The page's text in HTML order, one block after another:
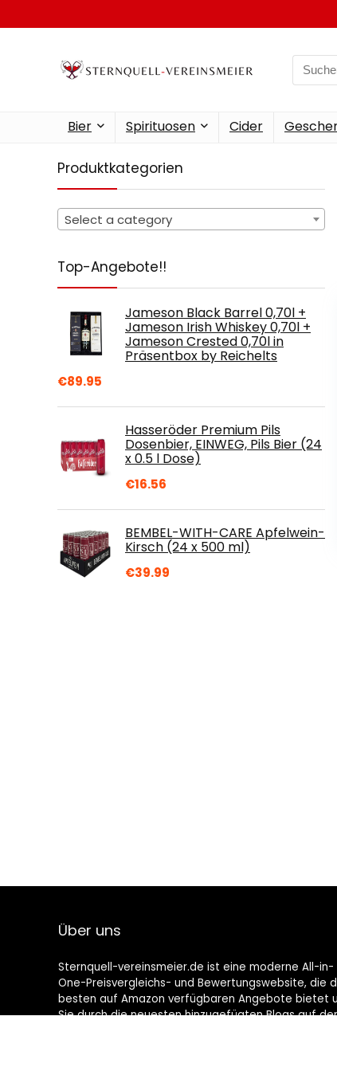
Search
for:
Bier Spirituosen Cider
Produktkategorien
Select a category
Top-Angebote!!
Jameson Black Barrel 0,70l +
Jameson Irish Whiskey 0,70l +
Jameson Crested 0,70l in
Präsentbox by Reichelts
€89.95
Hasseröder Premium Pils
Dosenbier, EINWEG, Pils Bier (24
x 0.5 l Dose)
€16.56
BEMBEL-WITH-CARE Apfelwein-
Kirsch (24 x 500 ml)
€39.99
Über uns
Sternquell-vereinsmeier.de ist eine moderne All-in-
One-Preisvergleichs- und Bewertungswebsite, die
besten auf Amazon verfügbaren Angebote bietet
Sie durch die neuesten hinzugefügten Blogs auf